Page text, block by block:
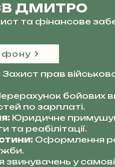
ДМИТРО
та фінансове
Захист прав
бойових
по зарплаті.
Юридичне
реабілітації.
Оформлення
звинувачень у